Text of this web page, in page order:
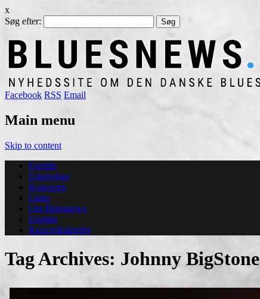
x
Søg efter:
Facebook RSS Email
Main menu
Skip to content
Forside
Udgivelser
Koncerter
Links
Om Bluesnews
English
Koncertkalender
Tag Archives: Johnny BigStone